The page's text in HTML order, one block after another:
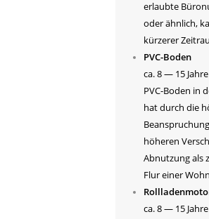
erlaubte
oder ähnlich,
kürzerer
PVC-Boden
ca. 8 — 15 Jahre
PVC-Boden in
hat durch die
höheren
Abnutzung als
Flur einer
ca. 8 — 15 Jahre